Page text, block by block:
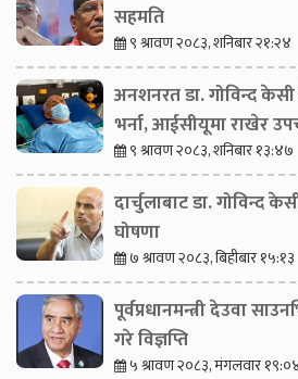
सहमति
९ श्रावण २०८३, शनिबार २१:२४
अनशनरत डा. गोविन्द
भर्ना, आईसीयूमा राखेर
९ श्रावण २०८३, शनिबार १३:४७
दार्चुलाबाट डा. गोविन्द
घोषणा
७ श्रावण २०८३, बिहीबार १५:१३
पूर्वप्रधानमन्त्री देउवा
गरे विज्ञप्ति
५ श्रावण २०८३, मंगलवार